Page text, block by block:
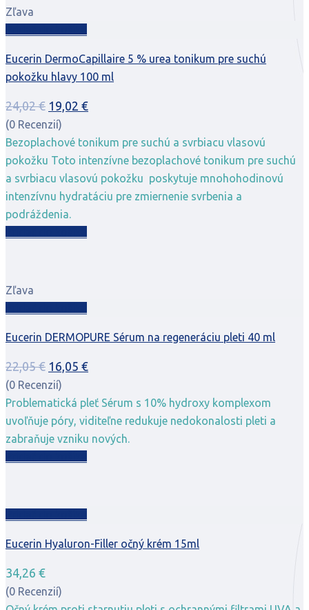
Zľava
Eucerin DermoCapillaire 5 % urea tonikum pre suchú
pokožku hlavy 100 ml
24,02€ Pôvodná
cena
bola:
24,02 €.
19,02 €Aktuálna
je:
19,02 €.
(0 Recenzií)
Bezoplachové tonikum pre suchú a svrbiacu vlasovú
pokožku Toto intenzívne bezoplachové tonikum pre suchú
a svrbiacu vlasovú pokožku poskytuje mnohohodinovú
intenzívnu hydratáciu pre zmiernenie svrbenia a
podráždenia.
Zľava
Eucerin DERMOPURE Sérum na regeneráciu pleti 40 ml
22,05€ Pôvodná
cena
bola:
22,05 €.
16,05 €Aktuálna
je:
16,05 €.
(0 Recenzií)
Problematická pleť Sérum s 10% hydroxy komplexom
uvoľňuje póry, viditeľne redukuje nedokonalosti pleti a
zabraňuje vzniku nových.
Eucerin Hyaluron-Filler očný krém 15ml
34,26 €
(0 Recenzií)